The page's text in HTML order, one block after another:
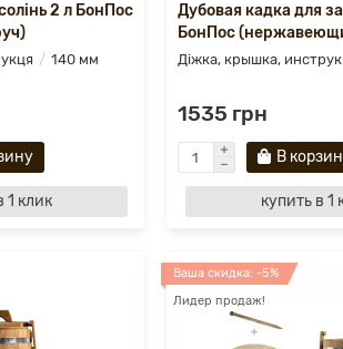
2 л БонПос
140 мм
1 клик
Дубовая кадка для
БонПос
Діжка, крышка,
1535 грн
В
купить в 1
Ваша скидка: -5%
Лидер продаж!